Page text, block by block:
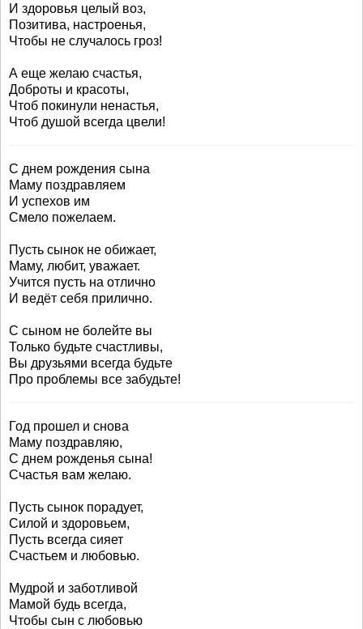
И здоровья целый воз,
Позитива, настроенья,
Чтобы не случалось гроз!
А еще желаю счастья,
Доброты и красоты,
Чтоб покинули ненастья,
Чтоб душой всегда цвели!
С днем рождения сына
Маму поздравляем
И успехов им
Смело пожелаем.
Пусть сынок не обижает,
Маму, любит, уважает.
Учится пусть на отлично
И ведёт себя прилично.
С сыном не болейте вы
Только будьте счастливы,
Вы друзьями всегда будьте
Про проблемы все забудьте!
Год прошел и снова
Маму поздравляю,
С днем рожденья сына!
Счастья вам желаю.
Пусть сынок порадует,
Силой и здоровьем,
Пусть всегда сияет
Счастьем и любовью.
Мудрой и заботливой
Мамой будь всегда,
Чтобы сын с любовью